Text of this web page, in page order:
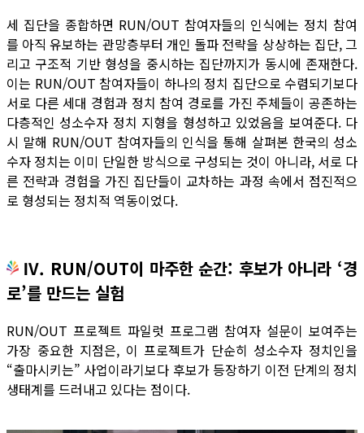
세 집단을 종합하면 RUN/OUT 참여자들의 인식에는 정치 참여
를 아직 유보하는 관망층부터 개인 돌파 전략을 상상하는 집단, 그
리고 구조적 기반 형성을 중시하는 집단까지가 동시에 존재한다.
이는 RUN/OUT 참여자들이 하나의 정치 집단으로 수렴되기보다
서로 다른 세대 경험과 정치 참여 경로를 가진 주체들이 공존하는
다층적인 성소수자 정치 지형을 형성하고 있었음을 보여준다. 다
시 말해 RUN/OUT 참여자들의 인식을 통해 살펴본 한국의 성소
수자 정치는 이미 단일한 방식으로 구성되는 것이 아니라, 서로 다
른 전략과 경험을 가진 집단들이 교차하는 과정 속에서 점진적으
로 형성되는 정치적 역동이었다.
Ⅳ. RUN/OUT이 마주한 순간: 후보가 아니라 ‘경
로’를 만드는 실험
RUN/OUT 프로젝트 파일럿 프로그램 참여자 설문이 보여주는
가장 중요한 지점은, 이 프로젝트가 단순히 성소수자 정치인을
“출마시키는” 사업이라기보다 후보가 등장하기 이전 단계의 정치
생태계를 드러내고 있다는 점이다.